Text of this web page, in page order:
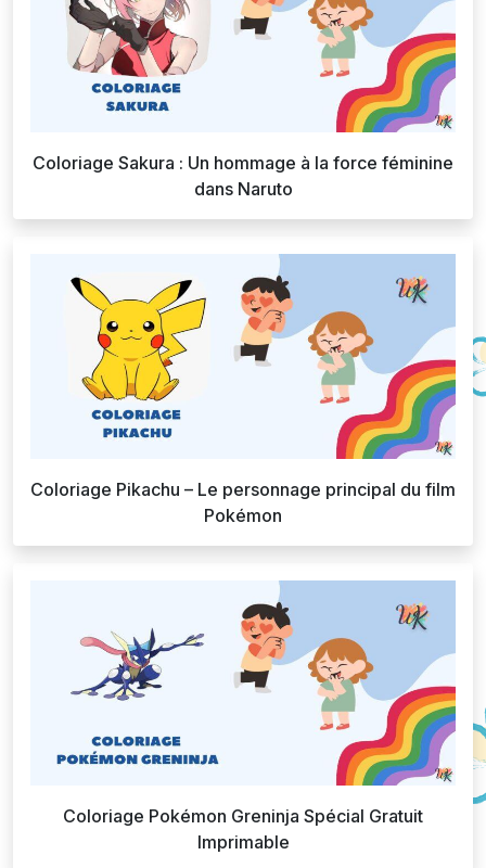
Coloriage Sakura : Un hommage à la force féminine
dans Naruto
Coloriage Pikachu – Le personnage principal du film
Pokémon
Coloriage Pokémon Greninja Spécial Gratuit
Imprimable